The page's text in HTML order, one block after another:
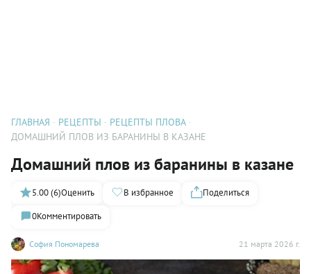
ГЛАВНАЯ РЕЦЕПТЫ
РЕЦЕПТЫ ПЛОВА
ДОМАШНИЙ ПЛОВ ИЗ БАРАНИНЫ В КАЗАНЕ
Домашний плов из баранины в казане
София Пономарева 21 марта 2026 г.
5.00 (6)Оценить В избранное
Поделиться
0Комментировать